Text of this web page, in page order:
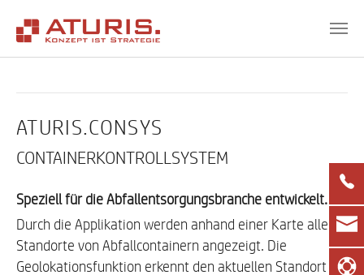
ATURIS.CONSYS
CONTAINERKONTROLLSYSTEM
Speziell für die Abfallentsorgungsbranche entwickelt.
Durch die Applikation werden anhand einer Karte alle
Standorte von Abfallcontainern angezeigt. Die
Geolokationsfunktion erkennt den aktuellen Standort